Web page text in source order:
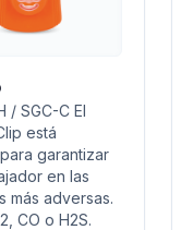
/ SGC-C El
está
garantizar
en las
más adversas.
CO o H2S.